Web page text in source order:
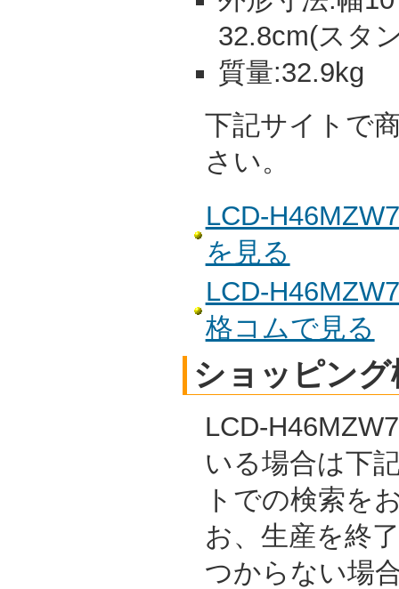
32.8cm(スタ
質量:32.9kg
下記サイトで
さい。
LCD-
を見る
LCD-
格コムで見る
ショッピング
LCD-
いる場合は下
トでの検索を
お、生産を終
つからない場